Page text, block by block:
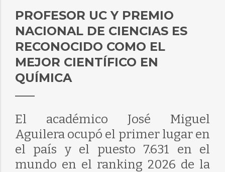
PROFESOR UC Y PREMIO
NACIONAL DE CIENCIAS ES
RECONOCIDO COMO EL
MEJOR CIENTÍFICO EN
QUÍMICA
El académico José Miguel
Aguilera ocupó el primer lugar en
el país y el puesto 7.631 en el
mundo en el ranking 2026 de la